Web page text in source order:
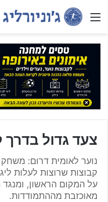
Menu
צעד גדול בדרך
נוער לאומית דרום: משחק
קבוצות שרוצות לעלות
על המקום הראשון, ומנגד
מאוכזבת מההתמודדות.